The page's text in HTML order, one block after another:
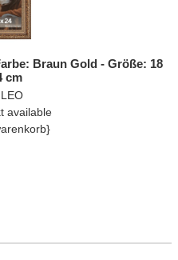
Braun Gold - Größe: 18
cm
available